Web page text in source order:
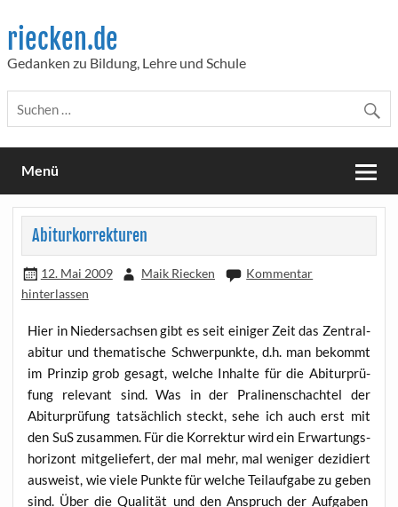
content
riecken.de
Gedanken zu Bildung, Lehre und Schule
Menü
Abiturkorrekturen
12. Mai 2009 Maik Riecken
Kommentar
hinterlassen
Hier in Nie­der­sach­sen gibt es seit eini­ger Zeit das Zen­tral­
ab­itur und the­ma­ti­sche Schwer­punk­te, d.h. man bekommt
im Prin­zip grob gesagt, wel­che Inhal­te für die Abitur­prü­
fung rele­vant sind. Was in der Pra­li­nen­schach­tel der
Abitur­prü­fung tat­säch­lich steckt, sehe ich auch erst mit
den SuS zusam­men. Für die Kor­rek­tur wird ein Erwar­tungs­
ho­ri­zont mit­ge­lie­fert, der mal mehr, mal weni­ger dezi­diert
aus­weist, wie vie­le Punk­te für wel­che Teil­auf­ga­be zu geben
sind. Über die Qua­li­tät und den Anspruch der Auf­ga­ben